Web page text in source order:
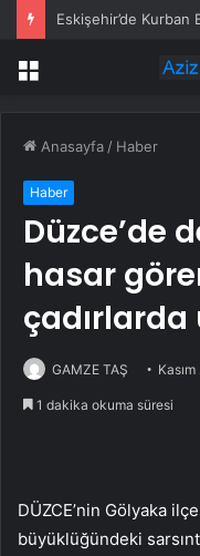
Eskişehir’de Kurban
Menü
Anasayfa / Haber
Haber
Düzce’de
hasar
çadırlarda
GAMZE TAŞ
1 dakika okuma süresi
DÜZCE’nin Gölyaka
büyüklüğündeki